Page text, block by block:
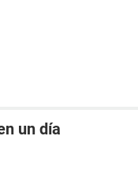
un día